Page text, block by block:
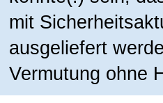
mit
ausgeliefert
Vermutung ohne